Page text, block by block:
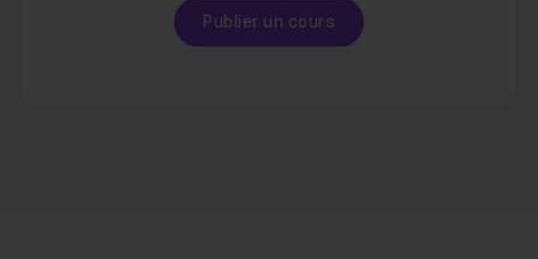
Publier un cours